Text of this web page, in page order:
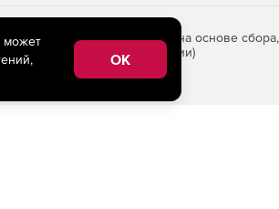
информации на основе сбора,
Российской Федерации)
может
OK